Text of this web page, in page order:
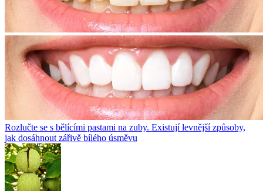
Rozlučte se s bělícími pastami na zuby. Existují levnější způsoby,
jak dosáhnout zářivě bílého úsměvu